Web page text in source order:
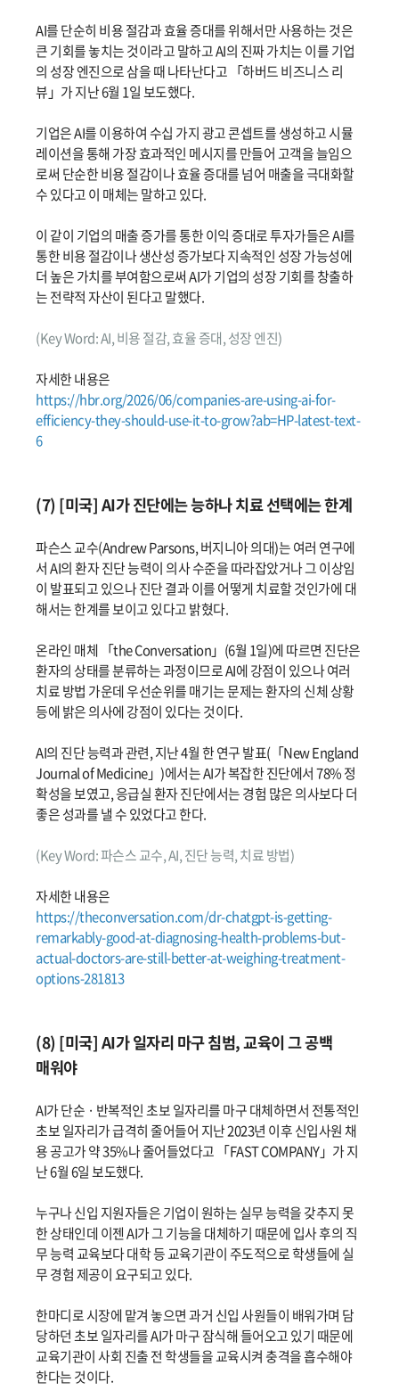
AI를 단순히 비용 절감과 효율 증대를 위해서만 사용하는 것은
큰 기회를 놓치는 것이라고 말하고 AI의 진짜 가치는 이를 기업
의 성장 엔진으로 삼을 때 나타난다고 「하버드 비즈니스 리
뷰」가 지난 6월 1일 보도했다.
기업은 AI를 이용하여 수십 가지 광고 콘셉트를 생성하고 시뮬
레이션을 통해 가장 효과적인 메시지를 만들어 고객을 늘임으
로써 단순한 비용 절감이나 효율 증대를 넘어 매출을 극대화할
수 있다고 이 매체는 말하고 있다.
이 같이 기업의 매출 증가를 통한 이익 증대로 투자가들은 AI를
통한 비용 절감이나 생산성 증가보다 지속적인 성장 가능성에
더 높은 가치를 부여함으로써 AI가 기업의 성장 기회를 창출하
는 전략적 자산이 된다고 말했다.
(Key Word: AI, 비용 절감, 효율 증대, 성장 엔진)
자세한 내용은
https://hbr.org/2026/06/companies-are-using-ai-for-
efficiency-they-should-use-it-to-grow?ab=HP-latest-text-
6
(7) [미국] AI가 진단에는 능하나 치료 선택에는 한계
파슨스 교수(Andrew Parsons, 버지니아 의대)는 여러 연구에
서 AI의 환자 진단 능력이 의사 수준을 따라잡았거나 그 이상임
이 발표되고 있으나 진단 결과 이를 어떻게 치료할 것인가에 대
해서는 한계를 보이고 있다고 밝혔다.
온라인 매체 「the Conversation」(6월 1일)에 따르면 진단은
환자의 상태를 분류하는 과정이므로 AI에 강점이 있으나 여러
치료 방법 가운데 우선순위를 매기는 문제는 환자의 신체 상황
등에 밝은 의사에 강점이 있다는 것이다.
AI의 진단 능력과 관련, 지난 4월 한 연구 발표(「New England
Journal of Medicine」)에서는 AI가 복잡한 진단에서 78% 정
확성을 보였고, 응급실 환자 진단에서는 경험 많은 의사보다 더
좋은 성과를 낼 수 있었다고 한다.
(Key Word: 파슨스 교수, AI, 진단 능력, 치료 방법)
자세한 내용은
https://theconversation.com/dr-chatgpt-is-getting-
remarkably-good-at-diagnosing-health-problems-but-
actual-doctors-are-still-better-at-weighing-treatment-
options-281813
(8) [미국] AI가 일자리 마구 침범, 교육이 그 공백
매워야
AI가 단순 · 반복적인 초보 일자리를 마구 대체하면서 전통적인
초보 일자리가 급격히 줄어들어 지난 2023년 이후 신입사원 채
용 공고가 약 35%나 줄어들었다고 「FAST COMPANY」가 지
난 6월 6일 보도했다.
누구나 신입 지원자들은 기업이 원하는 실무 능력을 갖추지 못
한 상태인데 이젠 AI가 그 기능을 대체하기 때문에 입사 후의 직
무 능력 교육보다 대학 등 교육기관이 주도적으로 학생들에 실
무 경험 제공이 요구되고 있다.
한마디로 시장에 맡겨 놓으면 과거 신입 사원들이 배워가며 담
당하던 초보 일자리를 AI가 마구 잠식해 들어오고 있기 때문에
교육기관이 사회 진출 전 학생들을 교육시켜 충격을 흡수해야
한다는 것이다.